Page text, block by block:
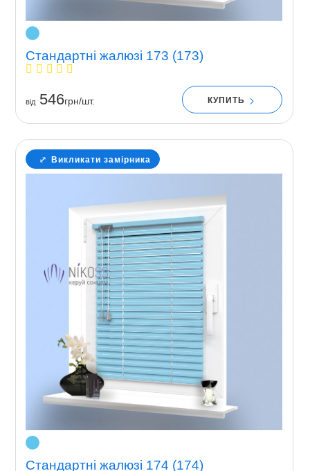
Стандартні жалюзі 173 (173)
вiд546грн/шт. КУПИТЬ
Викликати замірника
Стандартні жалюзі 174 (174)